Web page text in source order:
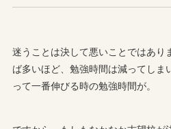
迷うことは決して悪いことではあり
ば多いほど、勉強時間は減ってしま
って一番伸びる時の勉強時間が。